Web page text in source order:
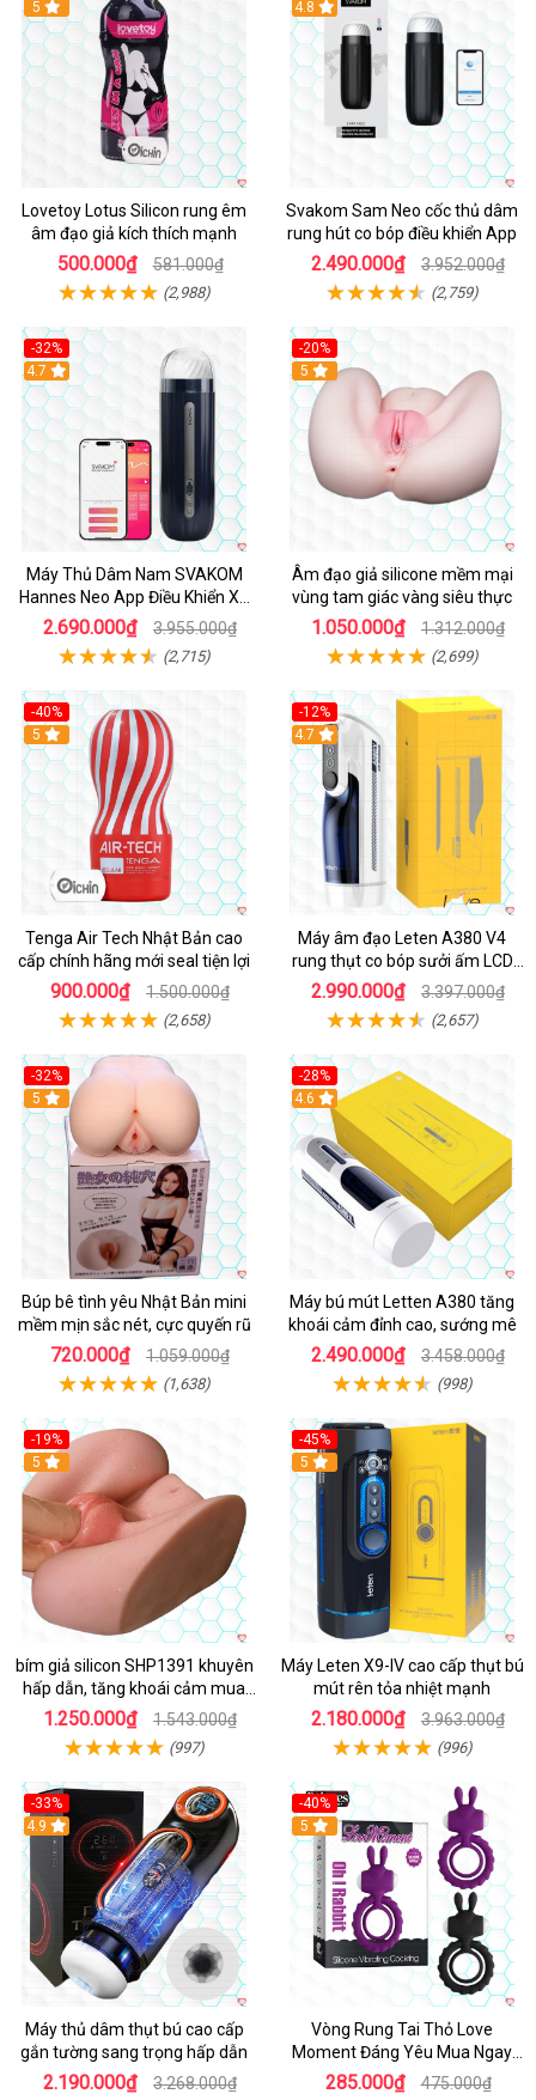
Hot
5
Lovetoy Lotus Silicon rung êm
âm đạo giả kích thích mạnh
500.000₫ 581.000₫
(2,988)
4.8
Svakom Sam Neo cốc thủ dâm
rung hút co bóp điều khiển App
2.490.000₫ 3.952.000₫
(2,759)
-32%
Hot
4.7
Máy Thủ Dâm Nam SVAKOM
Hannes Neo App Điều Khiển Xa
Cao Cấp
2.690.000₫ 3.955.000₫
(2,715)
-20%
Hot
5
Âm đạo giả silicone mềm mại
vùng tam giác vàng siêu thực
1.050.000₫ 1.312.000₫
(2,699)
-40%
Hot
5
Tenga Air Tech Nhật Bản cao
cấp chính hãng mới seal tiện lợi
900.000₫ 1.500.000₫
(2,658)
-12%
Hot
4.7
Máy âm đạo Leten A380 V4
rung thụt co bóp sưởi ấm LCD
đẹp
2.990.000₫ 3.397.000₫
(2,657)
-32%
Hot
5
Búp bê tình yêu Nhật Bản mini
mềm mịn sắc nét, cực quyến rũ
720.000₫ 1.059.000₫
(1,638)
-28%
Hot
4.6
Máy bú mút Letten A380 tăng
khoái cảm đỉnh cao, sướng mê
2.490.000₫ 3.458.000₫
(998)
-19%
Hot
5
bím giả silicon SHP1391 khuyên
hấp dẫn, tăng khoái cảm mua
ngay
1.250.000₫ 1.543.000₫
(997)
-45%
Hot
5
Máy Leten X9-IV cao cấp thụt bú
mút rên tỏa nhiệt mạnh
2.180.000₫ 3.963.000₫
(996)
-33%
Hot
4.9
Máy thủ dâm thụt bú cao cấp
gắn tường sang trọng hấp dẫn
2.190.000₫ 3.268.000₫
-40%
5
Vòng Rung Tai Thỏ Love
Moment Đáng Yêu Mua Ngay
Giá Tốt
285.000₫ 475.000₫